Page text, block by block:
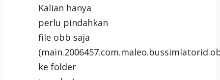
Kalian hanya
perlu pindahkan
file obb saja
ke folder